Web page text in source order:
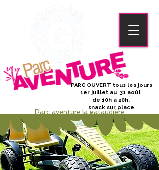
PARC OUVERT tous les jours
1er juillet au 31 août
de 10h à 20h.
snack sur place
Parc aventure la gataudière